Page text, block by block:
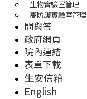
生物實驗室管理
高防護實驗室管理
問與答
政府網頁
院內連結
表單下載
生安信箱
English